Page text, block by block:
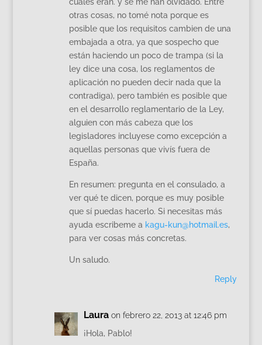
otras cosas, no tomé nota porque es
posible que los requisitos cambien de una
embajada a otra, ya que sospecho que
están haciendo un poco de trampa (si la
ley dice una cosa, los reglamentos de
aplicación no pueden decir nada que la
contradiga), pero también es posible que
en el desarrollo reglamentario de la Ley,
alguien con más cabeza que los
legisladores incluyese como excepción a
aquellas personas que vivís fuera de
España.
En resumen: pregunta en el consulado, a
ver qué te dicen, porque es muy posible
que sí puedas hacerlo. Si necesitas más
ayuda escribeme a kagu-kun@hotmail.es,
para ver cosas más concretas.
Un saludo.
Reply
Laura on febrero 22, 2013 at 12:46 pm
¡Hola, Pablo!